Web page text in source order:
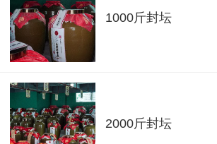
1000斤封坛
2000斤封坛